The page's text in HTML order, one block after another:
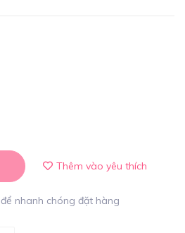
Thêm vào yêu thích
để nhanh chóng đặt hàng